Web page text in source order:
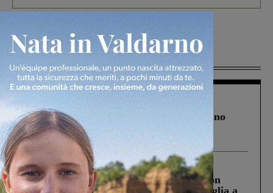
Più lette
Cronaca 4 Agosto 2026
Un anno fa la strage in A1 in cui morirono
Gianni, Giulia e Franco. Lo schianto, il
processo, lo stop ai sorpassi fra tir....
Cronaca 3 Agosto 2026
Scomparso da una struttura di Castiglion